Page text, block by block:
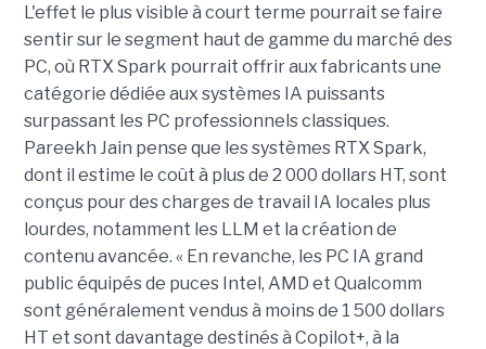
L'effet le plus visible à court terme pourrait se faire
sentir sur le segment haut de gamme du marché des
PC, où RTX Spark pourrait offrir aux fabricants une
catégorie dédiée aux systèmes IA puissants
surpassant les PC professionnels classiques.
Pareekh Jain pense que les systèmes RTX Spark,
dont il estime le coût à plus de 2 000 dollars HT, sont
conçus pour des charges de travail IA locales plus
lourdes, notamment les LLM et la création de
contenu avancée. « En revanche, les PC IA grand
public équipés de puces Intel, AMD et Qualcomm
sont généralement vendus à moins de 1 500 dollars
HT et sont davantage destinés à Copilot+, à la